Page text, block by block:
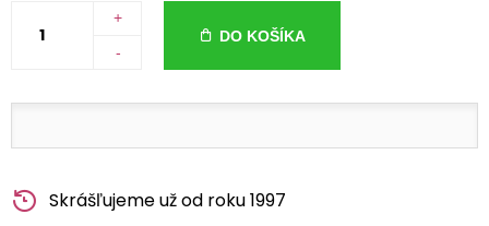
+
-
DO KOŠÍKA
Skrášľujeme už od roku 1997